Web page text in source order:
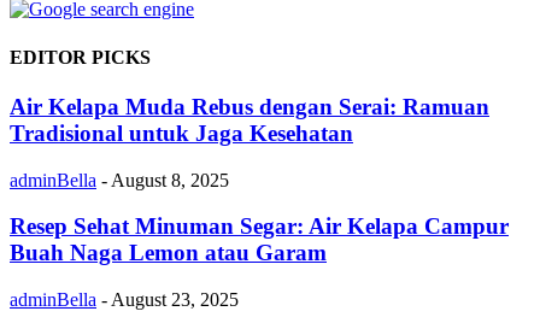
EDITOR PICKS
Air Kelapa Muda Rebus dengan Serai: Ramuan
Tradisional untuk Jaga Kesehatan
adminBella - August 8, 2025
Resep Sehat Minuman Segar: Air Kelapa Campur
Buah Naga Lemon atau Garam
adminBella - August 23, 2025